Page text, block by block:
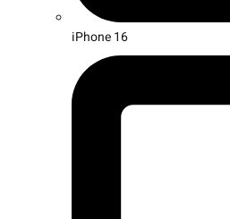
iPhone 16